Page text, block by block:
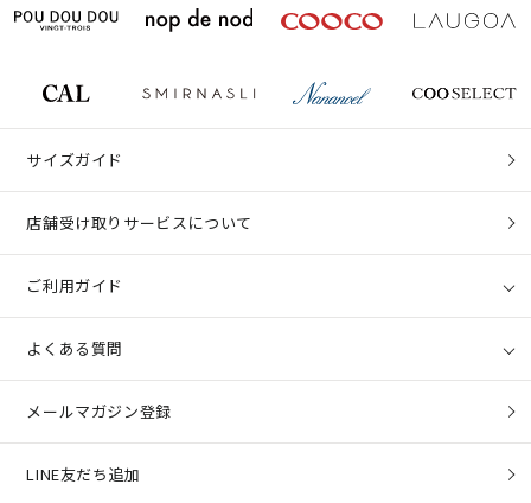
サイズガイド
店舗受け取りサービスについて
ご利用ガイド
よくある質問
メールマガジン登録
LINE友だち追加